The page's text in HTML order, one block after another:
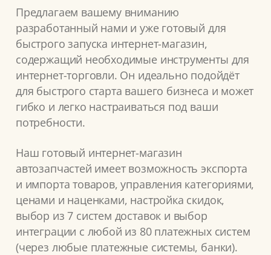
Предлагаем вашему вниманию
разработанный нами и уже готовый для
быстрого запуска интернет-магазин,
содержащий необходимые инструменты для
интернет-торговли. Он идеально подойдёт
для быстрого старта вашего бизнеса и может
гибко и легко настраиваться под ваши
потребности.
Наш готовый интернет-магазин
автозапчастей имеет возможность экспорта
и импорта товаров, управления категориями,
ценами и наценками, настройка скидок,
выбор из 7 систем доставок и выбор
интеграции с любой из 80 платежных систем
(через любые платежные системы, банки).